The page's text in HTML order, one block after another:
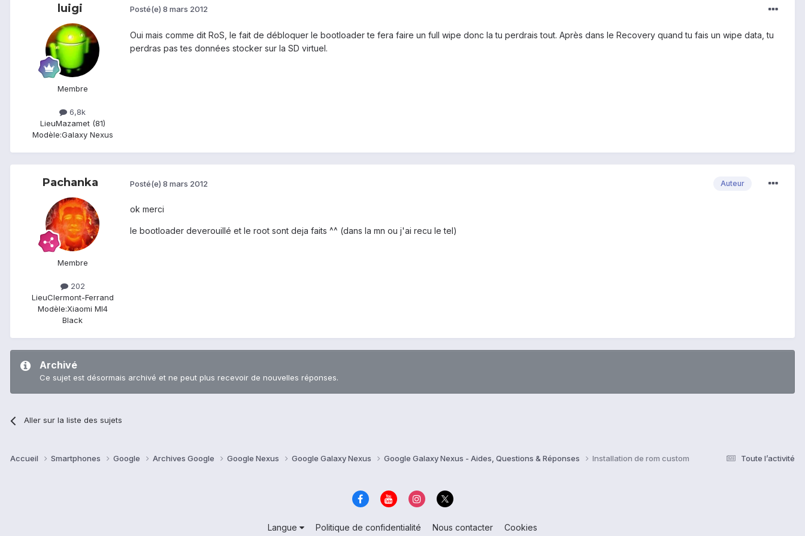
luigi
Membre
6,8k
LieuMazamet (81)
Modèle:Galaxy Nexus
Posté(e) 8 mars 2012
Oui mais comme dit RoS, le fait de débloquer le bootloader te fera faire un full wipe donc la tu perdrais tout. Après dans le Recovery quand tu fais un wipe data, tu
perdras pas tes données stocker sur la SD virtuel.
Pachanka
Membre
202
LieuClermont-Ferrand
Modèle:Xiaomi MI4
Black
Auteur
Posté(e) 8 mars 2012
ok merci
le bootloader deverouillé et le root sont deja faits ^^ (dans la mn ou j'ai recu le tel)
Archivé
Ce sujet est désormais archivé et ne peut plus recevoir de nouvelles réponses.
Aller sur la liste des sujets
Toute l’activité
Accueil Smartphones Google Archives Google Google Nexus Google Galaxy Nexus Google Galaxy Nexus - Aides, Questions & Réponses Installation de rom custom
Langue Politique de confidentialité Nous contacter Cookies